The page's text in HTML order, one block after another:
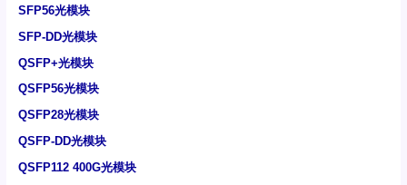
SFP56光模块
SFP-DD光模块
QSFP+光模块
QSFP56光模块
QSFP28光模块
QSFP-DD光模块
QSFP112 400G光模块